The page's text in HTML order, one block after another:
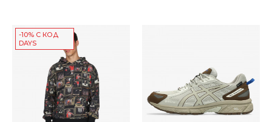
-10% С КОД
DAYS